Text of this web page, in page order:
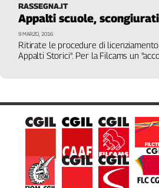
RASSEGNA.IT
Appalti scuole,
Ritirate le procedure di
Appalti Storici". Per la Filcams un
9 MARZO, 2016